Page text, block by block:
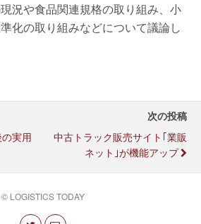
況や食品関連規格の取り組み、小
化の取り組みなどについて議論し
実用
次の投稿
中古トラック販売サイト｢業販
ネット｣が機能アップ
© LOGISTICS TODAY